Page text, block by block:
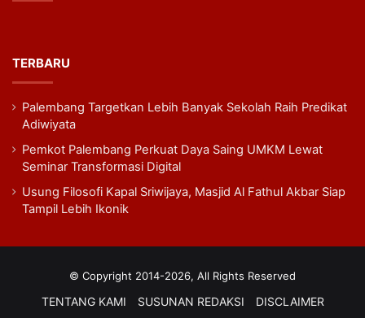
TERBARU
Palembang Targetkan Lebih Banyak Sekolah Raih Predikat
Adiwiyata
Pemkot Palembang Perkuat Daya Saing UMKM Lewat
Seminar Transformasi Digital
Usung Filosofi Kapal Sriwijaya, Masjid Al Fathul Akbar Siap
Tampil Lebih Ikonik
© Copyright 2014-2026, All Rights Reserved
TENTANG KAMI SUSUNAN REDAKSI DISCLAIMER